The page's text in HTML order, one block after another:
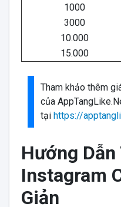
1000
3000
10.000
15.000
Tham khảo thêm
của
tạihttps://
Hướng
Instagram
Giản